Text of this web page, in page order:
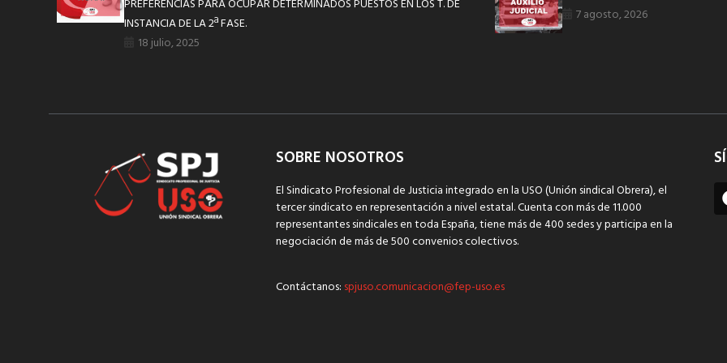
PREFERENCIAS PARA OCUPAR DETERMINADOS PUESTOS EN LOS T. DE
INSTANCIA DE LA 2ª FASE.
18 julio, 2025
7 agosto, 2026
SOBRE NOSOTROS
El Sindicato Profesional de Justicia integrado en la USO (Unión sindical Obrera), el
tercer sindicato en representación a nivel estatal. Cuenta con más de 11.000
representantes sindicales en toda España, tiene más de 400 sedes y participa en la
negociación de más de 500 convenios colectivos.
Contáctanos: spjuso.comunicacion@fep-uso.es